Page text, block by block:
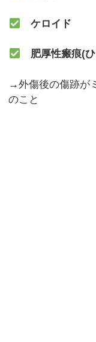
ケロイド
肥厚性瘢痕(
→外傷後の傷跡が
のこと